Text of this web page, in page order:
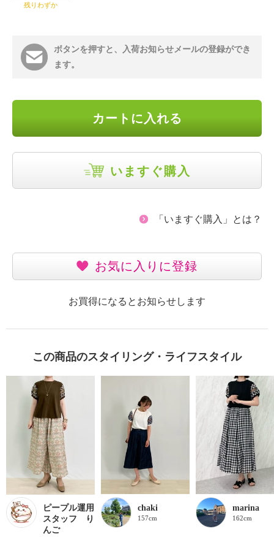
残りわずか
ボタンを押すと、入荷お知らせメールの登録ができ
ます。
カートに入れる
いますぐ購入
「いますぐ購入」とは？
お気に入りに登録
お買得になるとお知らせします
この商品のスタイリング・ライフスタイル
ピープル運用
スタッフ り
んご
chaki
157cm
marina
162cm